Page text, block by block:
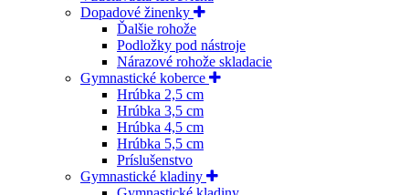
Dopadové žinenky
Ďalšie rohože
Podložky pod nástroje
Nárazové rohože skladacie
Gymnastické koberce
Hrúbka 2,5 cm
Hrúbka 3,5 cm
Hrúbka 4,5 cm
Hrúbka 5,5 cm
Príslušenstvo
Gymnastické kladiny